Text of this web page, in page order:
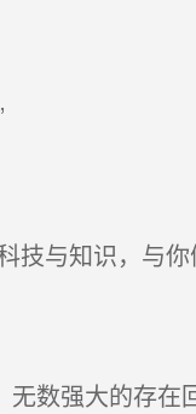
技与知识，与你
数强大的存在